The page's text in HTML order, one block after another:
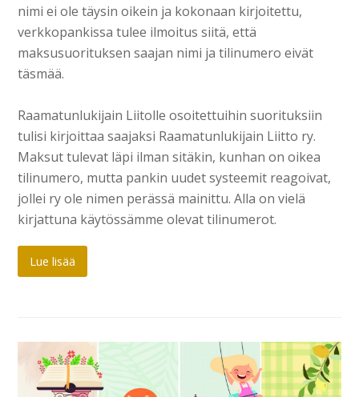
nimi ei ole täysin oikein ja kokonaan kirjoitettu,
verkkopankissa tulee ilmoitus siitä, että
maksusuorituksen saajan nimi ja tilinumero eivät
täsmää.
Raamatunlukijain Liitolle osoitettuihin suorituksiin
tulisi kirjoittaa saajaksi Raamatunlukijain Liitto ry.
Maksut tulevat läpi ilman sitäkin, kunhan on oikea
tilinumero, mutta pankin uudet systeemit reagoivat,
jollei ry ole nimen perässä mainittu. Alla on vielä
kirjattuna käytössämme olevat tilinumerot.
Lue lisää